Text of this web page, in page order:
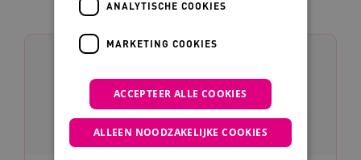
ANALYTISCHE COOKIES
MARKETING COOKIES
ACCEPTEER ALLE COOKIES
ALLEEN NOODZAKELIJKE COOKIES